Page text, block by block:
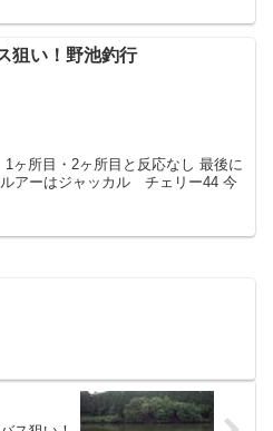
狙い！野池釣行
ヶ所目・2ヶ所目と反応なし 最後に
アーはジャッカル チェリー44 今